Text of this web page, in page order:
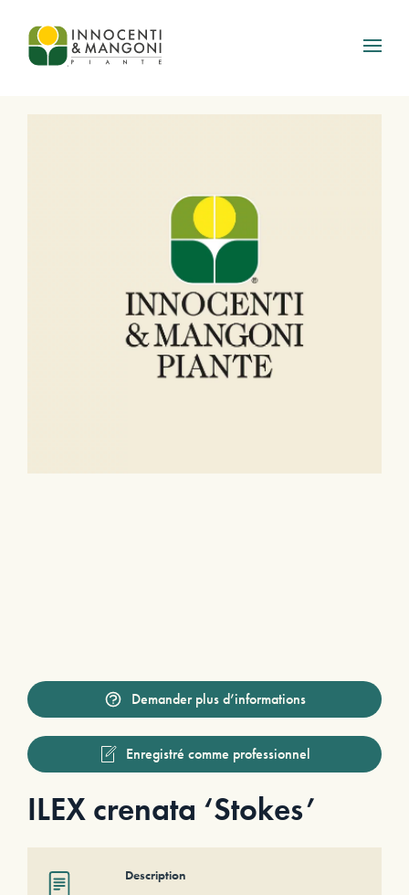
Skip to main content
Demander plus d’informations
Enregistré comme professionnel
ILEX crenata ‘Stokes’
Description